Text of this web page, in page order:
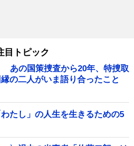
目トピック
あの国策捜査から20年、特捜取
の二人がいま語り合ったこと
たし」の人生を生きるための5